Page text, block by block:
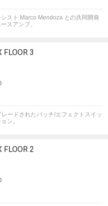
スト Marco Mendoza との共同開発
スアンプ。
FLOOR 3
ードされたパッチ/エフェクトスイッ
ン。
FLOOR 2